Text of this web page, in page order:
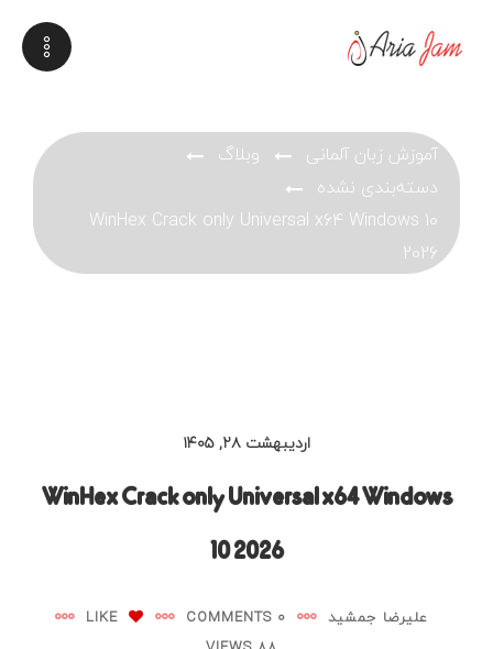
آموزش زبان آلمانی
وبلاگ
دسته‌بندی نشده
WinHex Crack only Universal x64 Windows 10
2026
اردیبهشت ۲۸, ۱۴۰۵
WinHex Crack only Universal x64 Windows
10 2026
علیرضا جمشید 0 COMMENTS
LIKE